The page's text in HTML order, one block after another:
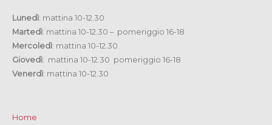
Lunedì: mattina 10-12.30
Martedì: mattina 10-12.30 – pomeriggio 16-18
Mercoledì: mattina 10-12.30
Giovedì: mattina 10-12.30 pomeriggio 16-18
Venerdì: mattina 10-12.30
Home